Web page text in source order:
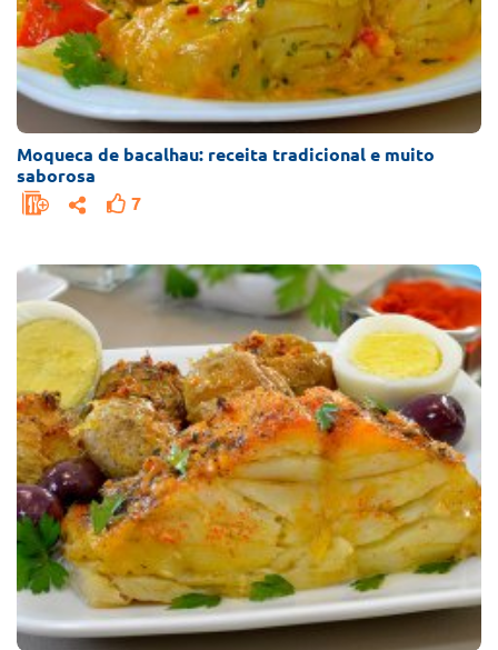
Moqueca de bacalhau: receita tradicional e muito
saborosa
7